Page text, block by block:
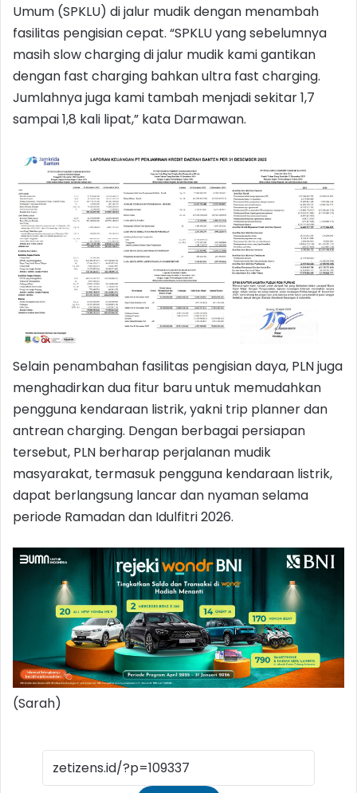
Umum (SPKLU) di jalur mudik dengan menambah
fasilitas pengisian cepat. “SPKLU yang sebelumnya
masih slow charging di jalur mudik kami gantikan
dengan fast charging bahkan ultra fast charging.
Jumlahnya juga kami tambah menjadi sekitar 1,7
sampai 1,8 kali lipat,” kata Darmawan.
Selain penambahan fasilitas pengisian daya, PLN juga
menghadirkan dua fitur baru untuk memudahkan
pengguna kendaraan listrik, yakni trip planner dan
antrean charging. Dengan berbagai persiapan
tersebut, PLN berharap perjalanan mudik
masyarakat, termasuk pengguna kendaraan listrik,
dapat berlangsung lancar dan nyaman selama
periode Ramadan dan Idulfitri 2026.
(Sarah)